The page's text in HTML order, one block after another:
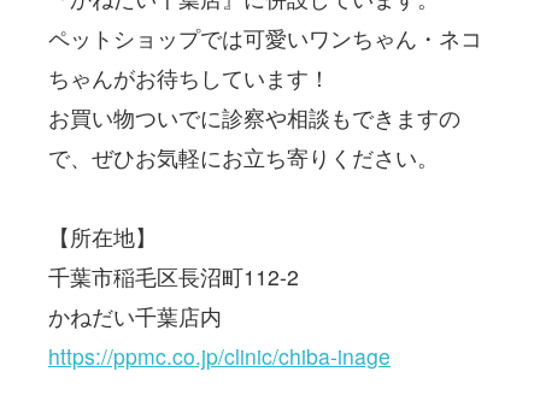
ペットショップでは可愛いワンちゃん・ネコ
ちゃんがお待ちしています！
お買い物ついでに診察や相談もできますの
で、ぜひお気軽にお立ち寄りください。
【所在地】
千葉市稲毛区長沼町112-2
かねだい千葉店内
https://ppmc.co.jp/clinic/chiba-inage